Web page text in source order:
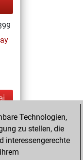
Technologien,
zu stellen, die
interessengerechte